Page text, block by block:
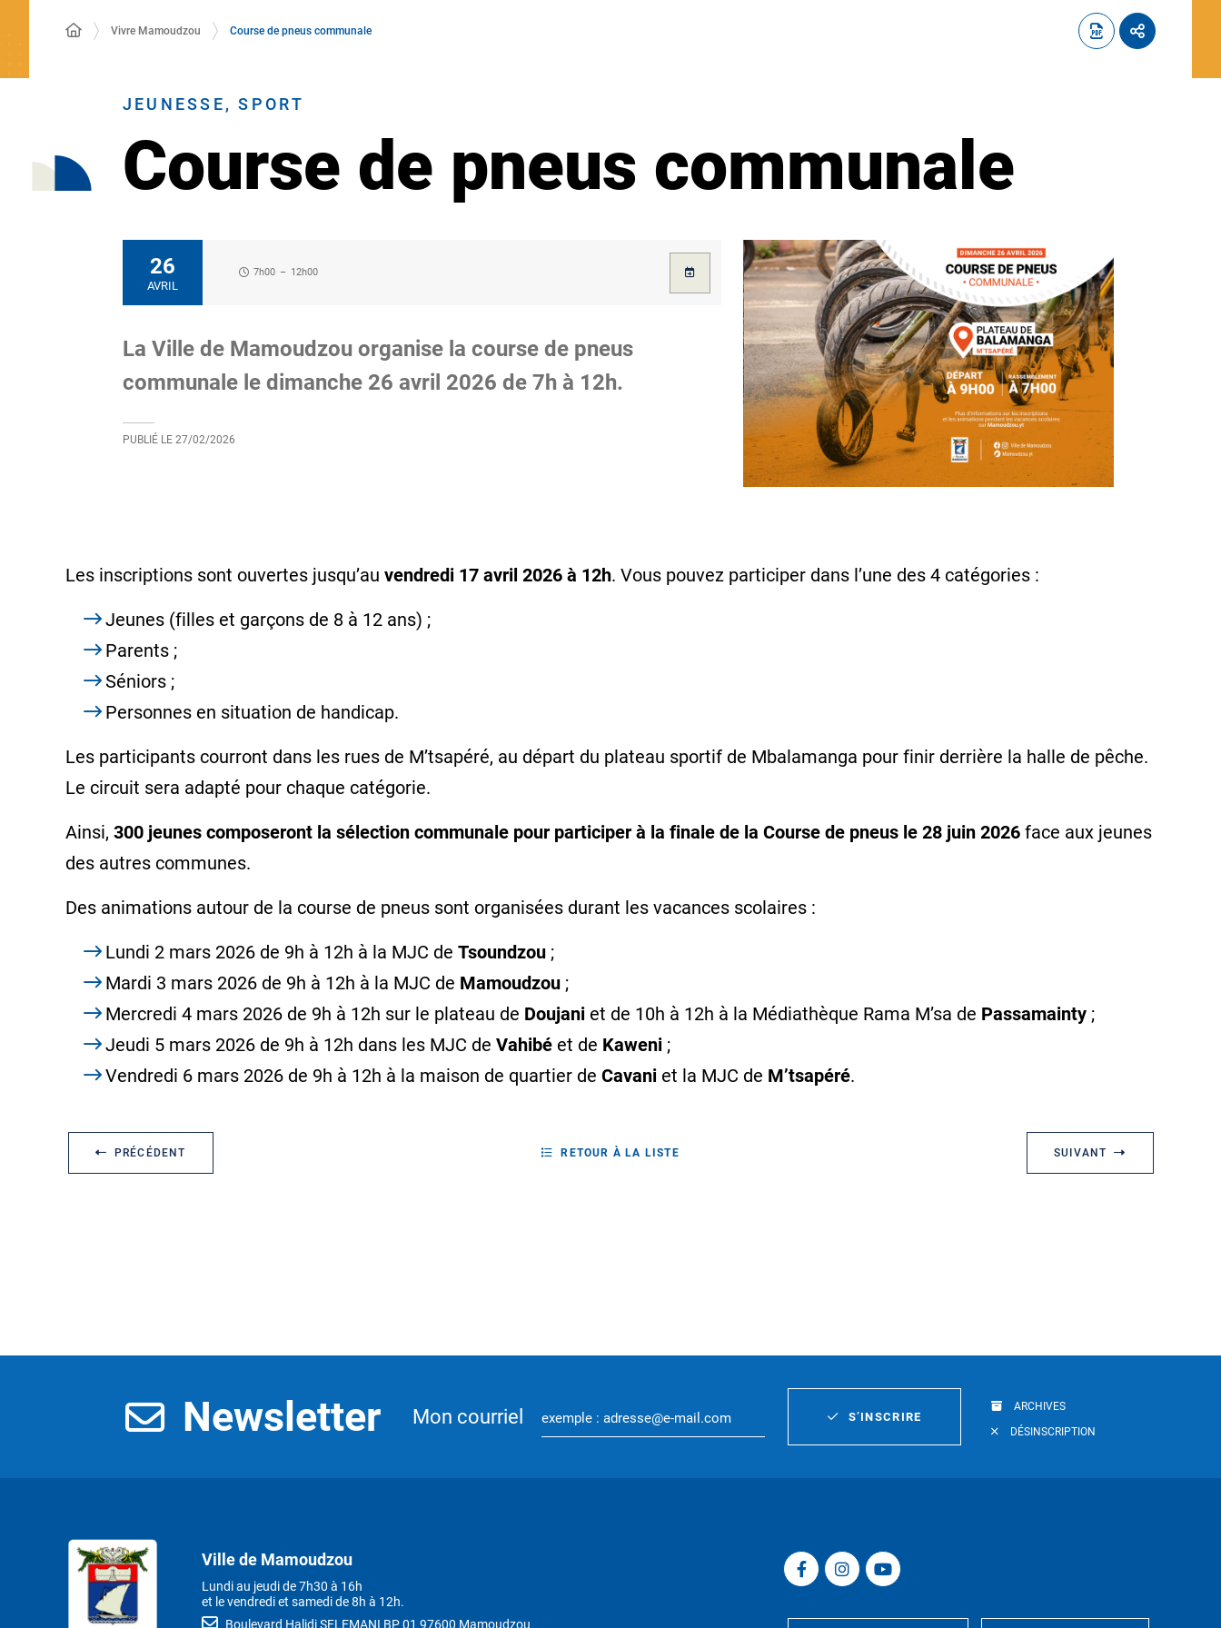
Vivre Mamoudzou Course de pneus communale
JEUNESSE, SPORT
Course de pneus communale
26
AVRIL
7h00 – 12h00
La Ville de Mamoudzou organise la course de pneus
communale le dimanche 26 avril 2026 de 7h à 12h.
PUBLIÉ LE 27/02/2026
Les inscriptions sont ouvertes jusqu’au vendredi 17 avril 2026 à 12h. Vous pouvez participer dans l’une des 4 catégories :
Jeunes (filles et garçons de 8 à 12 ans) ;
Parents ;
Séniors ;
Personnes en situation de handicap.
Les participants courront dans les rues de M’tsapéré, au départ du plateau sportif de Mbalamanga pour finir derrière la halle de pêche.
Le circuit sera adapté pour chaque catégorie.
Ainsi, 300 jeunes composeront la sélection communale pour participer à la finale de la Course de pneus le 28 juin 2026 face aux jeunes
des autres communes.
Des animations autour de la course de pneus sont organisées durant les vacances scolaires :
Lundi 2 mars 2026 de 9h à 12h à la MJC de Tsoundzou ;
Mardi 3 mars 2026 de 9h à 12h à la MJC de Mamoudzou ;
Mercredi 4 mars 2026 de 9h à 12h sur le plateau de Doujani et de 10h à 12h à la Médiathèque Rama M’sa de Passamainty ;
Jeudi 5 mars 2026 de 9h à 12h dans les MJC de Vahibé et de Kaweni ;
Vendredi 6 mars 2026 de 9h à 12h à la maison de quartier de Cavani et la MJC de M’tsapéré.
PRÉCÉDENT RETOUR À LA LISTE SUIVANT
Newsletter Mon courriel S’INSCRIRE
ARCHIVES
DÉSINSCRIPTION
Ville de Mamoudzou
Lundi au jeudi de 7h30 à 16h
et le vendredi et samedi de 8h à 12h.
Boulevard Halidi SELEMANI BP 01 97600 Mamoudzou